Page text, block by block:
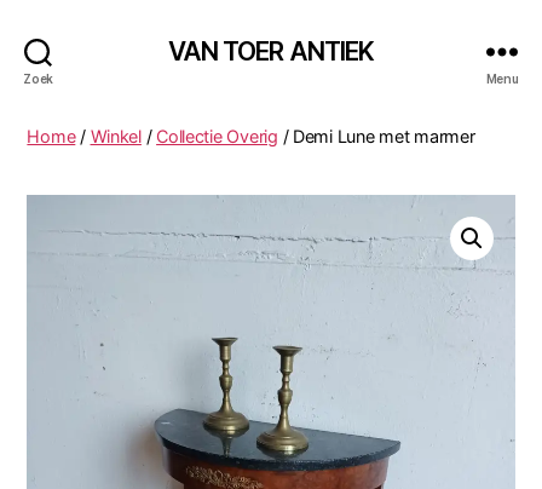
Zoek
VAN TOER ANTIEK
Menu
Home/ Winkel/ Collectie Overig / Demi Lune met marmer